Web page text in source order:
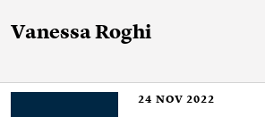
Vanessa Roghi
24 NOV 2022